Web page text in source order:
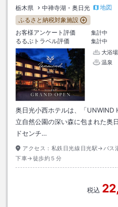
栃木県 中禅寺湖・奥日光
地図
ふるさと納税対象施設
お客様アンケート評価
集計中
るるぶトラベル評価
集計中
大浴
温泉
奥日光小西ホテルは、「UNWIND
立自然公園の深い森に包まれた奥
ドセンチ…
アクセス： 私鉄日光線日光駅→バス
下車→徒歩約５分
税込